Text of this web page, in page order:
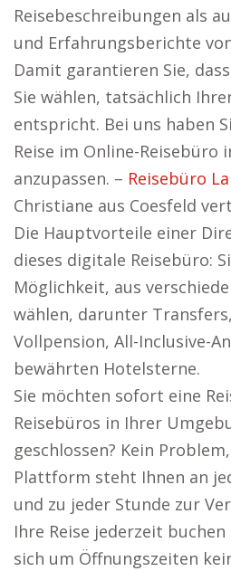
Reisebeschreibungen als
und Erfahrungsberichte
Damit garantieren Sie,
Sie wählen, tatsächlich
entspricht. Bei uns haben
Reise im Online-Reisebüro
anzupassen. – Reisebüro
Christiane aus Coesfeld
Die Hauptvorteile einer
dieses digitale Reisebüro:
Möglichkeit, aus
wählen, darunter
Vollpension, All-Inclusive-
bewährten Hotelsterne.
Sie möchten sofort eine
Reisebüros in Ihrer
geschlossen? Kein
Plattform steht Ihnen an
und zu jeder Stunde zur
Ihre Reise jederzeit buchen
sich um Öffnungszeiten